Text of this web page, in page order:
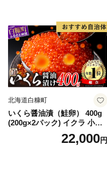
北海道白糠町
いくら醤油漬（鮭卵） 400g
(200g×2パック) イクラ 小分
け いくら醤油漬 鮭いくら い
くら醤油漬け 鮭 鮭卵 ikura
22,000円